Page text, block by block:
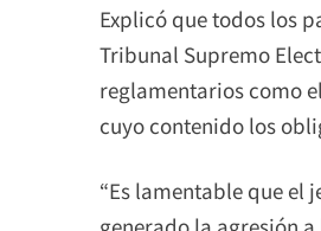
Explicó que todos los
Tribunal Supremo
reglamentarios como
cuyo contenido los
“Es lamentable que el